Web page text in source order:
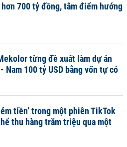
700 tỷ đồng, tâm điểm hướng
từng đề xuất làm dự án
Nam 100 tỷ USD bằng vốn tự có
tiền’ trong một phiên TikTok
thu hàng trăm triệu qua một